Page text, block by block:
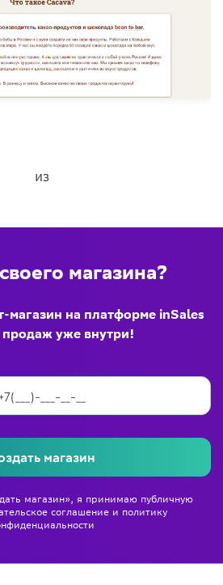
из
магазина?
магазин на платформе inSales
продаж уже внутри!
магазин
магазин», я принимаю публичную
соглашениеи политику